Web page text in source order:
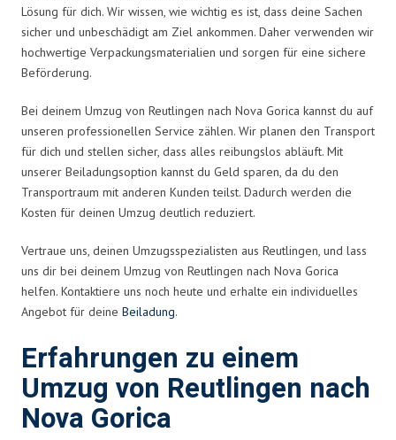
Lösung für dich. Wir wissen, wie wichtig es ist, dass deine Sachen
sicher und unbeschädigt am Ziel ankommen. Daher verwenden wir
hochwertige Verpackungsmaterialien und sorgen für eine sichere
Beförderung.
Bei deinem Umzug von Reutlingen nach Nova Gorica kannst du auf
unseren professionellen Service zählen. Wir planen den Transport
für dich und stellen sicher, dass alles reibungslos abläuft. Mit
unserer Beiladungsoption kannst du Geld sparen, da du den
Transportraum mit anderen Kunden teilst. Dadurch werden die
Kosten für deinen Umzug deutlich reduziert.
Vertraue uns, deinen Umzugsspezialisten aus Reutlingen, und lass
uns dir bei deinem Umzug von Reutlingen nach Nova Gorica
helfen. Kontaktiere uns noch heute und erhalte ein individuelles
Angebot für deine Beiladung.
Erfahrungen zu einem
Umzug von Reutlingen nach
Nova Gorica